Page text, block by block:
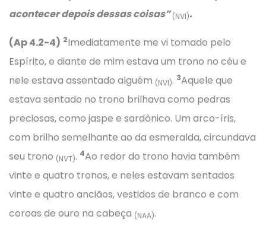
acontecer depois dessas coisas”(NVI).
(Ap 4.2-4) 2Imediatamente me vi tomado pelo
Espírito, e diante de mim estava um trono no céu e
nele estava assentado alguém (NVI). 3Aquele que
estava sentado no trono brilhava como pedras
preciosas, como jaspe e sardônico. Um arco-íris,
com brilho semelhante ao da esmeralda, circundava
seu trono (NVT). 4Ao redor do trono havia também
vinte e quatro tronos, e neles estavam sentados
vinte e quatro anciãos, vestidos de branco e com
coroas de ouro na cabeça (NAA).